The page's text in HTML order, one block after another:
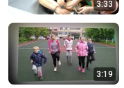
3:33
3:19